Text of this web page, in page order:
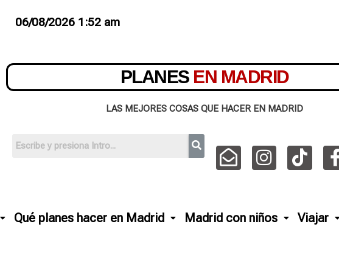
06/08/2026 1:52 am
PLANES EN MADRID
LAS MEJORES COSAS QUE HACER EN MADRID
Qué planes hacer en Madrid Madrid con niños Viajar